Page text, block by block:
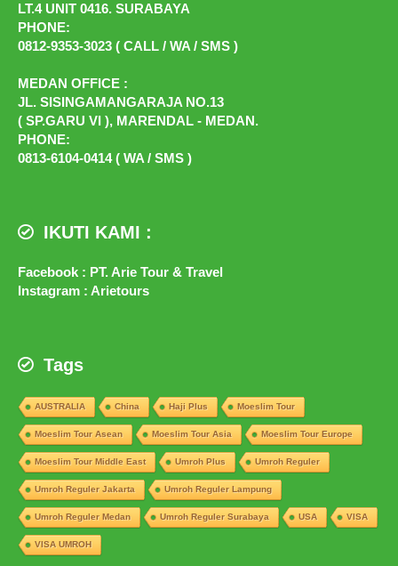
LT.4 UNIT 0416. SURABAYA
PHONE:
0812-9353-3023 ( CALL / WA / SMS )
MEDAN OFFICE :
JL. SISINGAMANGARAJA NO.13
( SP.GARU VI ), MARENDAL - MEDAN.
PHONE:
0813-6104-0414 ( WA / SMS )
IKUTI KAMI :
Facebook : PT. Arie Tour & Travel
Instagram : Arietours
Tags
AUSTRALIA China Haji Plus Moeslim Tour
Moeslim Tour Asean Moeslim Tour Asia Moeslim Tour Europe
Moeslim Tour Middle East Umroh Plus Umroh Reguler
Umroh Reguler Jakarta Umroh Reguler Lampung
Umroh Reguler Medan Umroh Reguler Surabaya USA VISA
VISA UMROH